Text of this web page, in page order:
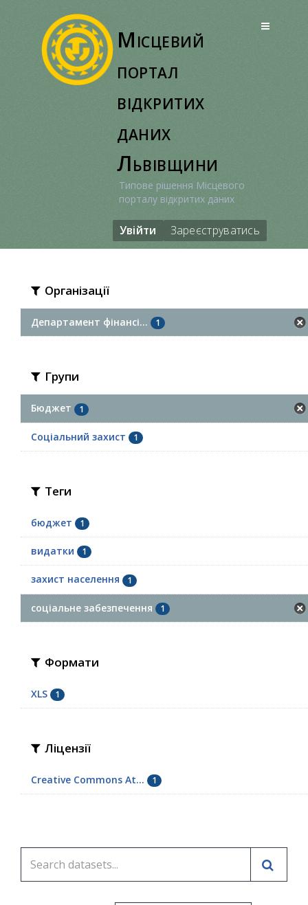
Місцевий
портал
відкритих
даних
Львівщини
Типове рішення Місцевого
порталу відкритих даних
Увійти Зареєструватись
Організації
Департамент фінансі... 1
Групи
Бюджет 1
Соціальний захист 1
Теги
бюджет 1
видатки 1
захист населення 1
соціальне забезпечення 1
Формати
XLS 1
Ліцензії
Creative Commons At... 1